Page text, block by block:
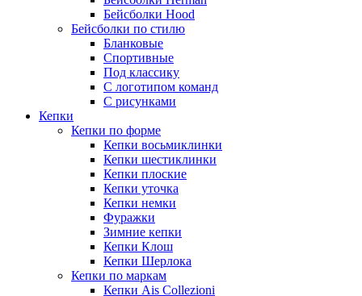
Бейсболки Hood
Бейсболки по стилю
Бланковые
Спортивные
Под классику
С логотипом команд
С рисунками
Кепки
Кепки по форме
Кепки восьмиклинки
Кепки шестиклинки
Кепки плоские
Кепки уточка
Кепки немки
Фуражки
Зимние кепки
Кепки Клош
Кепки Шерлока
Кепки по маркам
Кепки Ais Collezioni